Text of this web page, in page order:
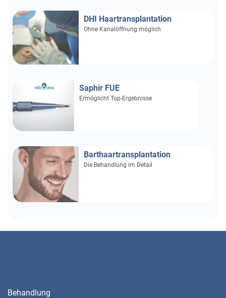
DHI Haartransplantation
Ohne Kanalöffnung möglich
Saphir FUE
Ermöglicht Top-Ergebnisse
Barthaartransplantation
Die Behandlung im Detail
Behandlung